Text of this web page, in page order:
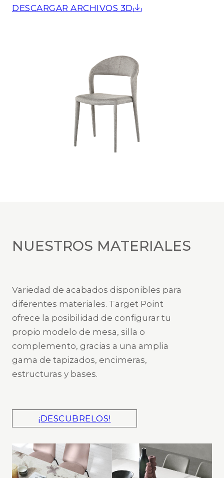
DESCARGAR ARCHIVOS 3D
NUESTROS MATERIALES
Variedad de acabados disponibles para
diferentes materiales. Target Point
ofrece la posibilidad de configurar tu
propio modelo de mesa, silla o
complemento, gracias a una amplia
gama de tapizados, encimeras,
estructuras y bases.
¡DESCUBRELOS!